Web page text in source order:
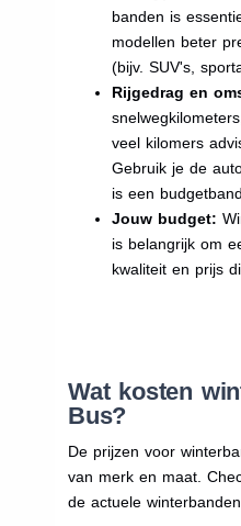
banden is
modellen beter
(bijv. SUV's,
Rijgedrag en
veel kilomers
Gebruik je de
is een
Jouw budget:
is belangrijk om
kwaliteit en prijs
Wat kosten
Bus?
De prijzen voor
van merk en maat.
de actuele